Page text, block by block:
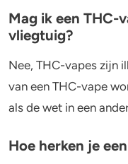
Mag ik een THC-
vliegtuig?
Nee, THC-vapes zijn
van een THC-vape
als de wet in een
Hoe herken je